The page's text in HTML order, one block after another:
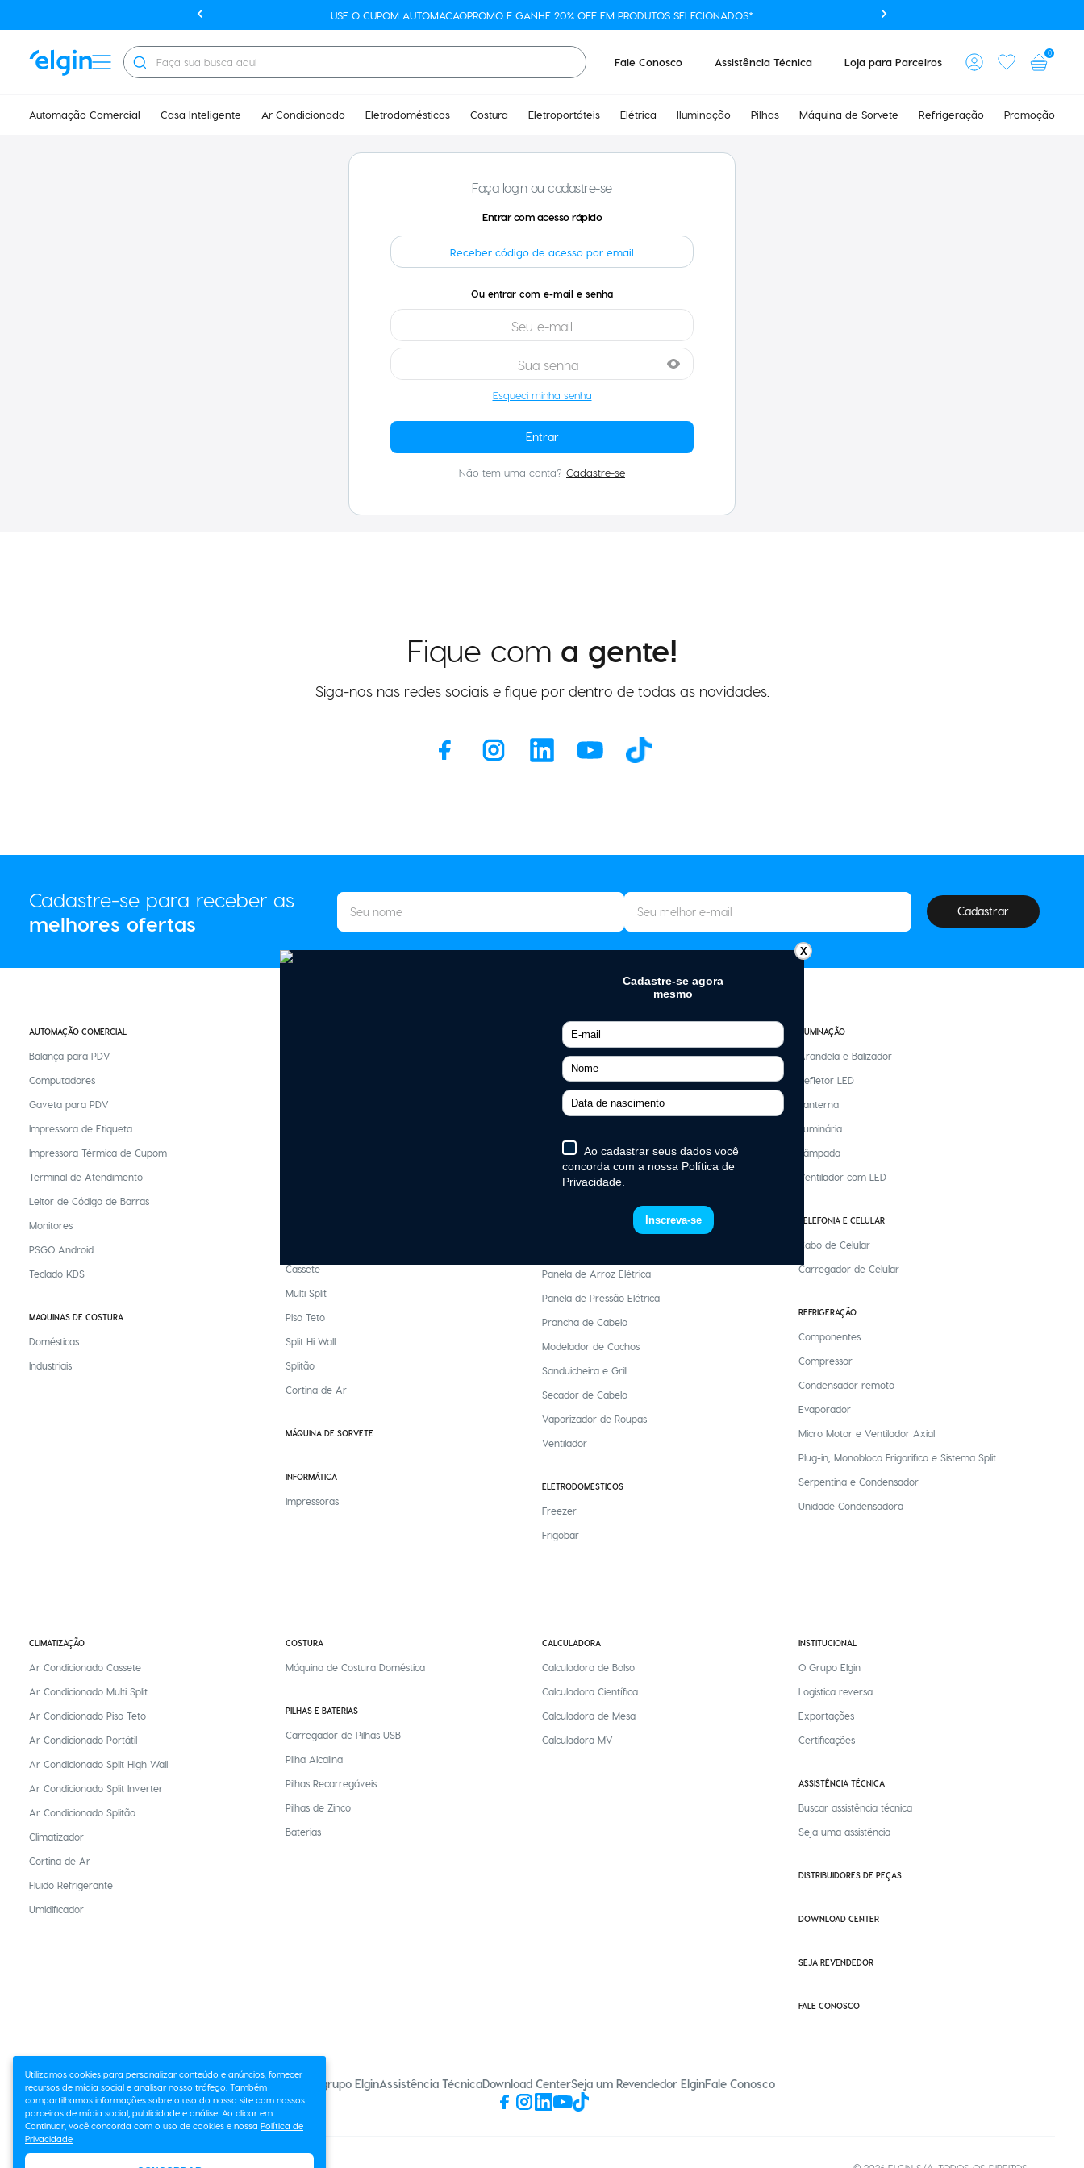
USE O CUPOM AUTOMACAOPROMO E GANHE 20% OFF EM PRODUTOS SELECIONADOS*
Faça sua busca aqui
Fale Conosco Assistência Técnica Loja para Parceiros
0
Automação Comercial Casa Inteligente Ar Condicionado Eletrodomésticos Costura Eletroportáteis Elétrica Iluminação Pilhas Máquina de Sorvete Refrigeração Promoção
Utilizamos cookies para personalizar conteúdo e anúncios, fornecer
recursos de mídia social e analisar nosso tráfego. Também
compartilhamos informações sobre o uso do nosso site com nossos
parceiros de mídia social, publicidade e análise. Ao clicar em
Continuar, você concorda com o uso de cookies e nossa Política de
Privacidade
Faça login ou cadastre-se
Receber código de acesso por email
entrar com e-mail e senha
Esqueci minha senha
Entrar
Fique com a gente!
Siga-nos nas redes sociais e fique por dentro de todas as novidades.
Cadastre-se para receber as
melhores ofertas
Cadastrar
AUTOMAÇÃO COMERCIAL
Balança para PDV
Computadores
Gaveta para PDV
Impressora de Etiqueta
Impressora Térmica de Cupom
Terminal de Atendimento
Leitor de Código de Barras
Monitores
PSGO Android
Teclado KDS
MAQUINAS DE COSTURA
Domésticas
Industriais
Cassete
Multi Split
Piso Teto
Split Hi Wall
Splitão
Cortina de Ar
MÁQUINA DE SORVETE
INFORMÁTICA
Impressoras
ELETROPORTÁTEIS
Air Fryer
Apirador de Pó
Chaleira Elétrica
Escova Secadora
Ferro de Passar Roupa
Máquina de Cortar Cabelo e Barba
Panela de Arroz Elétrica
Panela de Pressão Elétrica
Prancha de Cabelo
Modelador de Cachos
Sanduicheira e Grill
Secador de Cabelo
Vaporizador de Roupas
Ventilador
ELETRODOMÉSTICOS
Freezer
Frigobar
ILUMINAÇÃO
Arandela e Balizador
Refletor LED
Lanterna
Luminária
Lâmpada
Ventilador com LED
TELEFONIA E CELULAR
Cabo de Celular
Carregador de Celular
REFRIGERAÇÃO
Componentes
Compressor
Condensador remoto
Evaporador
Micro Motor e Ventilador Axial
Plug-in, Monobloco Frigorifico e Sistema Split
Serpentina e Condensador
Unidade Condensadora
CLIMATIZAÇÃO
Ar Condicionado Cassete
Ar Condicionado Multi Split
Ar Condicionado Piso Teto
Ar Condicionado Portátil
Ar Condicionado Split High Wall
Ar Condicionado Split Inverter
Ar Condicionado Splitão
Climatizador
Cortina de Ar
Fluido Refrigerante
Umidificador
COSTURA
Máquina de Costura Doméstica
PILHAS E BATERIAS
Carregador de Pilhas USB
Pilha Alcalina
Pilhas Recarregáveis
Pilhas de Zinco
Baterias
CALCULADORA
Calculadora de Bolso
Calculadora Científica
Calculadora de Mesa
Calculadora MV
INSTITUCIONAL
O Grupo Elgin
Logistica reversa
Exportações
Certificações
ASSISTÊNCIA TÉCNICA
Buscar assistência técnica
Seja uma assistência
DISTRIBUIDORES DE PEÇAS
DOWNLOAD CENTER
SEJA REVENDEDOR
FALE CONOSCO
O grupo ElginAssistência TécnicaDownload CenterSeja um Revendedor ElginFale Conosco
X